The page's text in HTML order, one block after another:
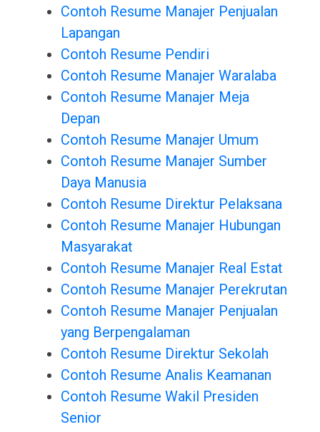
Contoh Resume Manajer Penjualan
Lapangan
Contoh Resume Pendiri
Contoh Resume Manajer Waralaba
Contoh Resume Manajer Meja
Depan
Contoh Resume Manajer Umum
Contoh Resume Manajer Sumber
Daya Manusia
Contoh Resume Direktur Pelaksana
Contoh Resume Manajer Hubungan
Masyarakat
Contoh Resume Manajer Real Estat
Contoh Resume Manajer Perekrutan
Contoh Resume Manajer Penjualan
yang Berpengalaman
Contoh Resume Direktur Sekolah
Contoh Resume Analis Keamanan
Contoh Resume Wakil Presiden
Senior